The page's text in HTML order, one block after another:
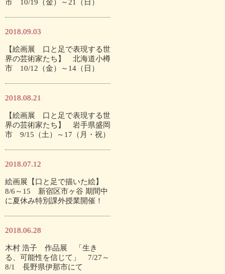
市 10/19（金）～21（日）
2018.09.03
【絵画展 口と足で表現する世
界の芸術家たち】 北海道小樽
市 10/12（金）～14（日）
2018.08.21
【絵画展 口と足で表現する世
界の芸術家たち】 岩手県盛岡
市 9/15（土）～17（月・祝）
2018.07.12
絵画展【口と足で描いた絵】
8/6～15 新宿区市ヶ谷 期間中
に夏休み特別課外授業開催！
2018.06.28
木村 浩子 作品展 「生き
る、可能性を信じて」 7/27～
8/1 長野県伊那市にて